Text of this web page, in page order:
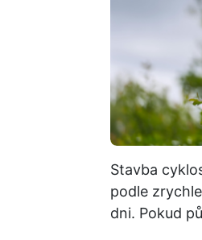
Stavba
podle
dni. Pokud